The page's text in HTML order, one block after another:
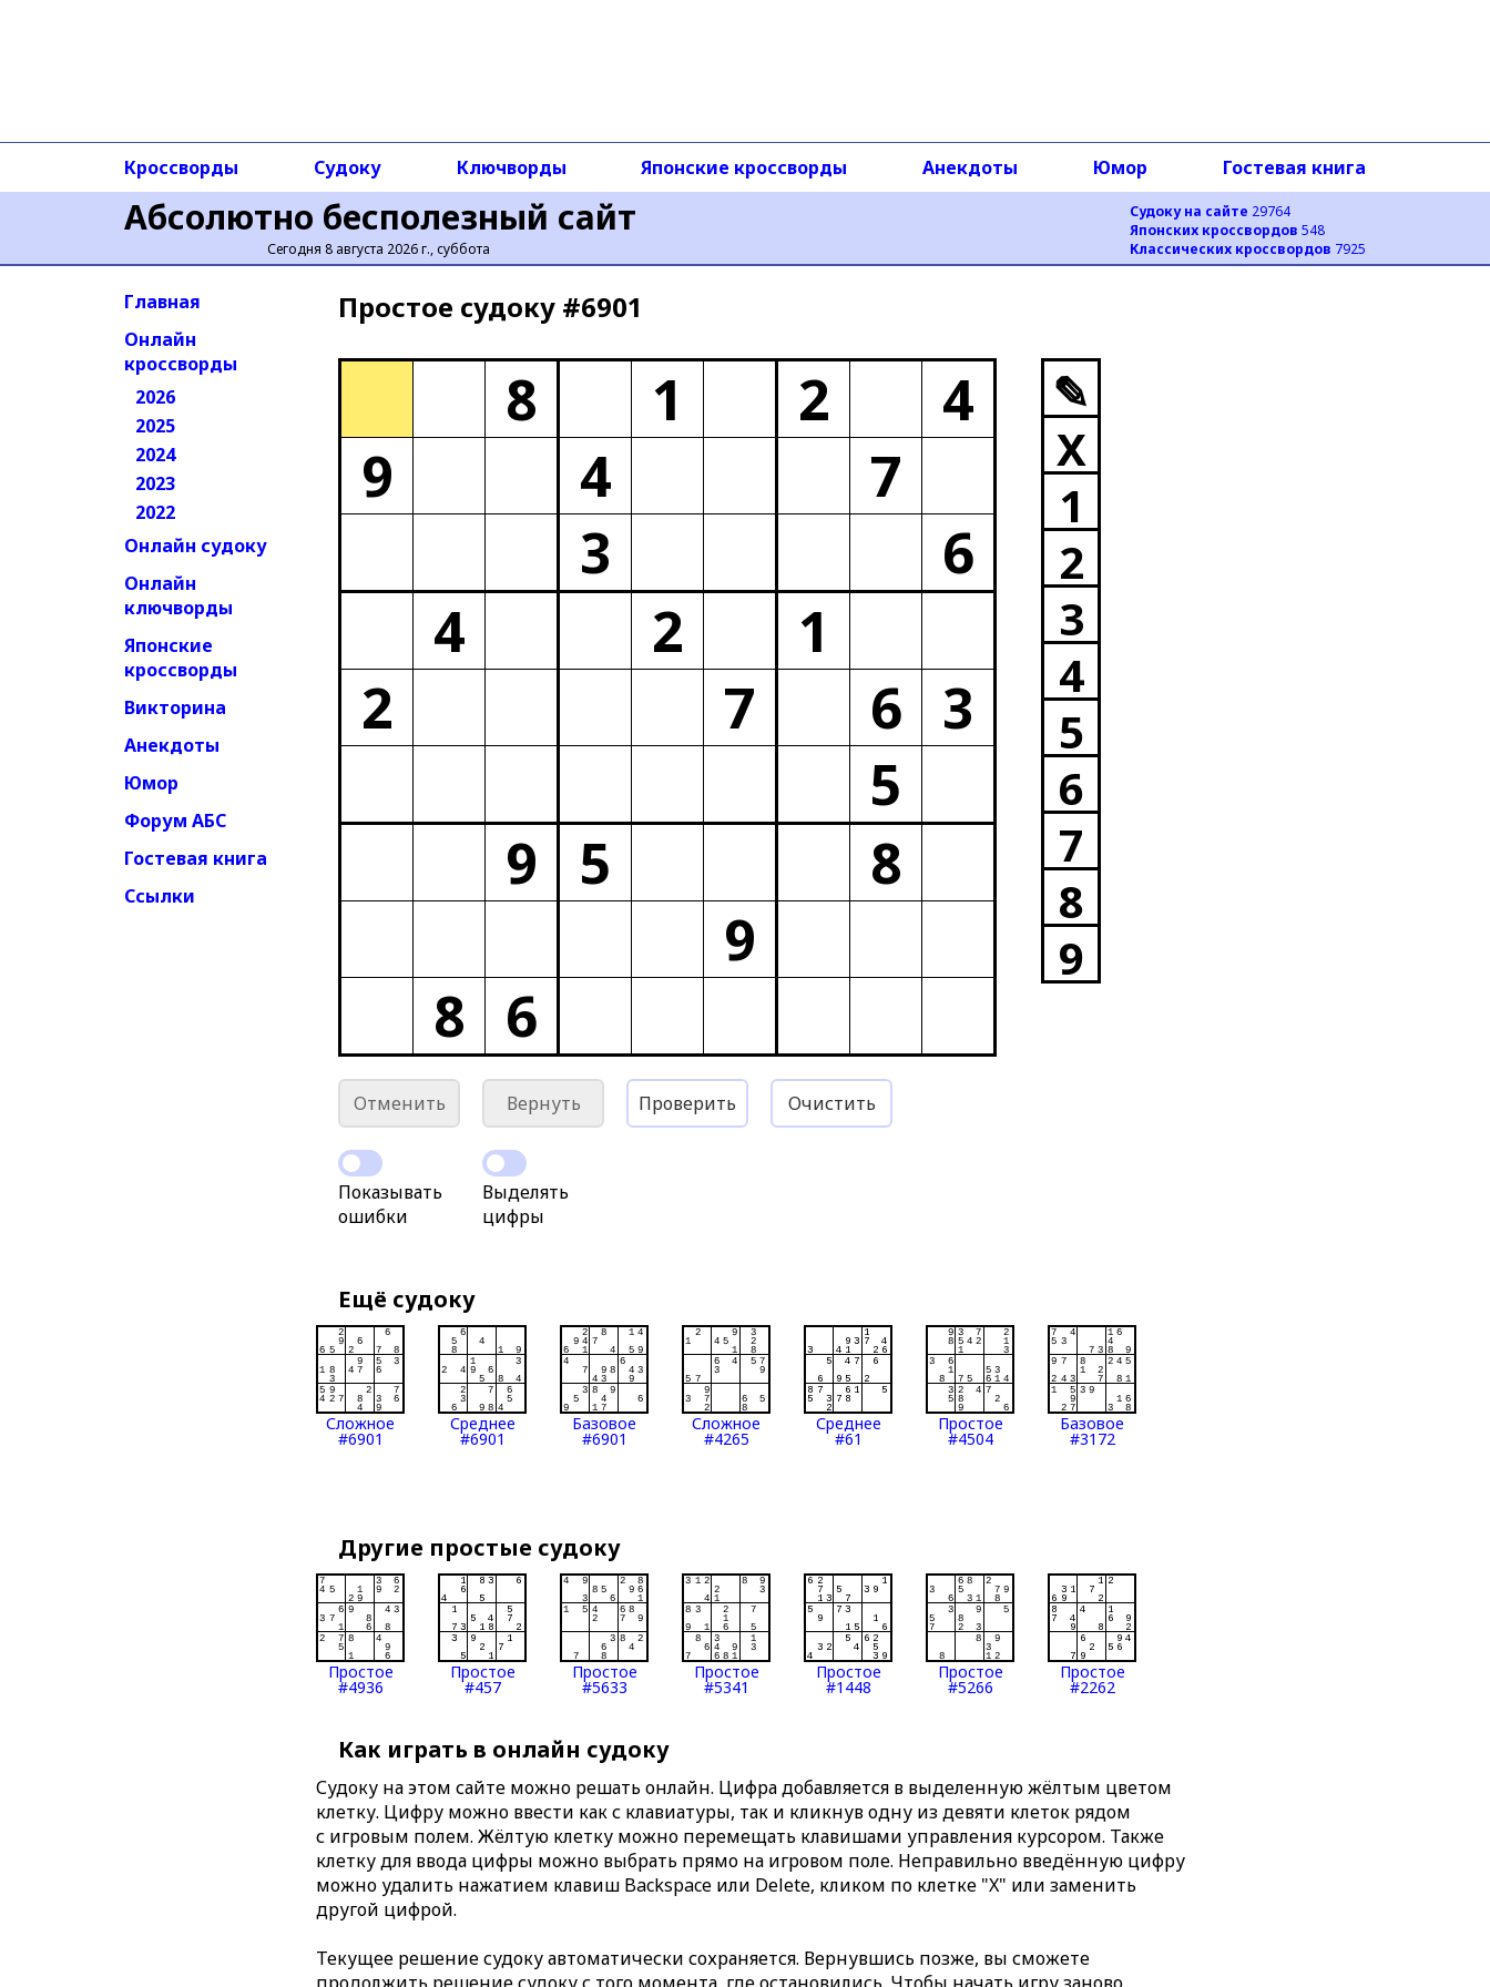
Абсолютно бесполезный сайт
Сегодня 8 августа 2026 г., суббота
Судоку на сайте 29764
Японских кроссвордов 548
Классических кроссвордов 7925
Кроссворды Судоку Ключворды Японские кроссворды Анекдоты Юмор Гостевая книга
Главная
Онлайн
кроссворды
2026
2025
2024
2023
2022
Онлайн судоку
Онлайн
ключворды
Японские
кроссворды
Викторина
Анекдоты
Юмор
Форум АБС
Гостевая книга
Ссылки
Простое cудоку #6901
8 1 2
4
9
4
7
3
6
4
2
1
2
7 6 3
5
9
5
8
9
8 6
✎
X
1
2
3
4
5
6
7
8
9
Отменить Вернуть Проверить Очистить
Показывать
ошибки
Выделять
цифры
Ещё судоку
Сложное
#6901
Среднее
#6901
Базовое
#6901
Сложное
#4265
Среднее
#61
Простое
#4504
Базовое
#3172
Другие простые судоку
Простое
#4936
Простое
#457
Простое
#5633
Простое
#5341
Простое
#1448
Простое
#5266
Простое
#2262
Как играть в онлайн судоку
Судоку на этом сайте можно решать онлайн. Цифра добавляется в выделенную жёлтым цветом
клетку. Цифру можно ввести как с клавиатуры, так и кликнув одну из девяти клеток рядом
с игровым полем. Жёлтую клетку можно перемещать клавишами управления курсором. Также
клетку для ввода цифры можно выбрать прямо на игровом поле. Неправильно введённую цифру
можно удалить нажатием клавиш Backspace или Delete, кликом по клетке "X" или заменить
другой цифрой.
Текущее решение судоку автоматически сохраняется. Вернувшись позже, вы сможете